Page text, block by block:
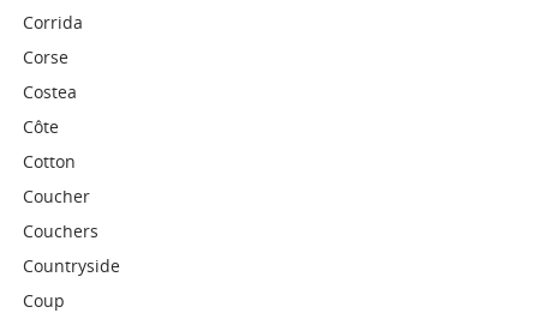
Corrida
Corse
Costea
Côte
Cotton
Coucher
Couchers
Countryside
Coup